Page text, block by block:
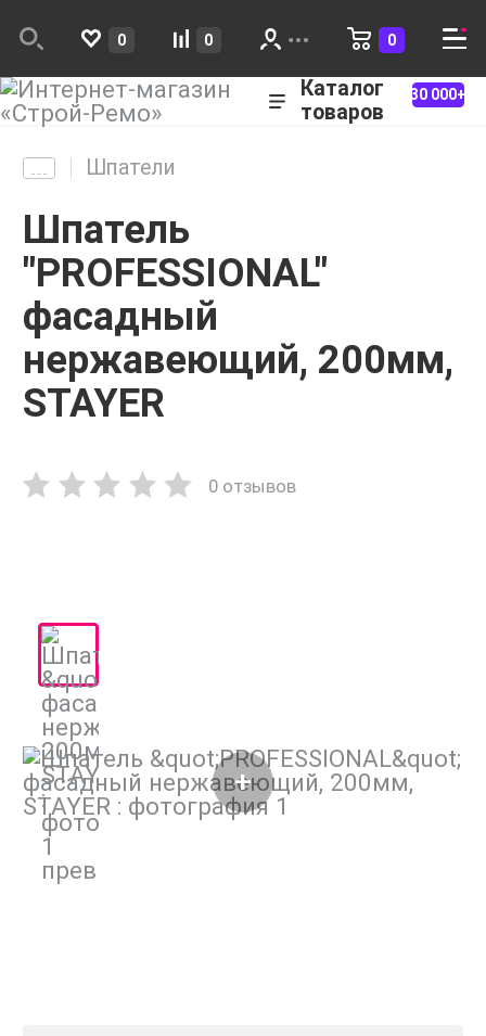
0 0 0
Каталог
товаров
30 000+
Шпатели
Шпатель
"PROFESSIONAL"
фасадный
нержавеющий, 200мм,
STAYER
0 отзывов